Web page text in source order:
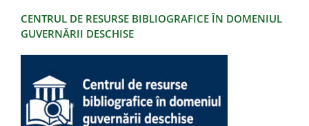
CENTRUL DE RESURSE BIBLIOGRAFICE ÎN DOMENIUL
GUVERNĂRII DESCHISE